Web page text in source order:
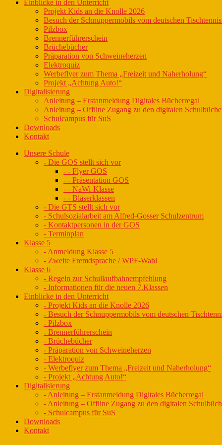
Einblicke in den Unterricht
Projekt Kids an die Knolle 2026
Besuch der Schnuppermobils vom deutschen
Pilzbox
Brennerführerschein
Brüchebücher
Präparation von Schweineherzen
Elektroquiz
Werbeflyer zum Thema „Freizeit und Naherholung“
Projekt „Achtung Auto!“
Digitalisierung
Anleitung – Erstanmeldung Digitales Bücherregal
Anleitung – Offline Zugang zu den digitalen
Schulcampus für SuS
Downloads
Kontakt
Unsere Schule
- Die GOS stellt sich vor
- - Flyer GOS
- - Präsentation GOS
- - NaWi-Klasse
- - Bläserklassen
- Die GTS stellt sich vor
- Schulsozialarbeit am Alfred-Gosser Schulzentrum
- Kontaktpersonen in der GOS
- Terminplan
Klasse 5
- Anmeldung Klasse 5
- Zweite Fremdsprache / WPF-Wahl
Klasse 6
- Regeln zur Schullaufbahnempfehlung
- Informationen für die neuen 7.Klassen
Einblicke in den Unterricht
- Projekt Kids an die Knolle 2026
- Besuch der Schnuppermobils vom deutschen
- Pilzbox
- Brennerführerschein
- Brüchebücher
- Präparation von Schweineherzen
- Elektroquiz
- Werbeflyer zum Thema „Freizeit und Naherholung“
- Projekt „Achtung Auto!“
Digitalisierung
- Anleitung – Erstanmeldung Digitales Bücherregal
- Anleitung – Offline Zugang zu den digitalen
- Schulcampus für SuS
Downloads
Kontakt